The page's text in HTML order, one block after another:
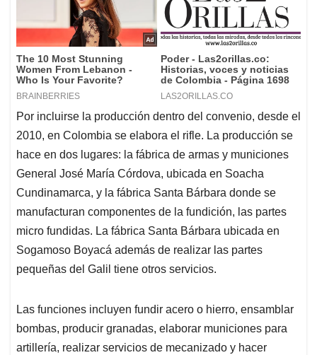
Por incluirse la producción dentro del convenio, desde el
2010, en Colombia se elabora el rifle. La producción se
hace en dos lugares: la fábrica de armas y municiones
General José María Córdova, ubicada en Soacha
Cundinamarca, y la fábrica Santa Bárbara donde se
manufacturan componentes de la fundición, las partes
micro fundidas. La fábrica Santa Bárbara ubicada en
Sogamoso Boyacá además de realizar las partes
pequeñas del Galil tiene otros servicios.
Las funciones incluyen fundir acero o hierro, ensamblar
bombas, producir granadas, elaborar municiones para
artillería, realizar servicios de mecanizado y hacer